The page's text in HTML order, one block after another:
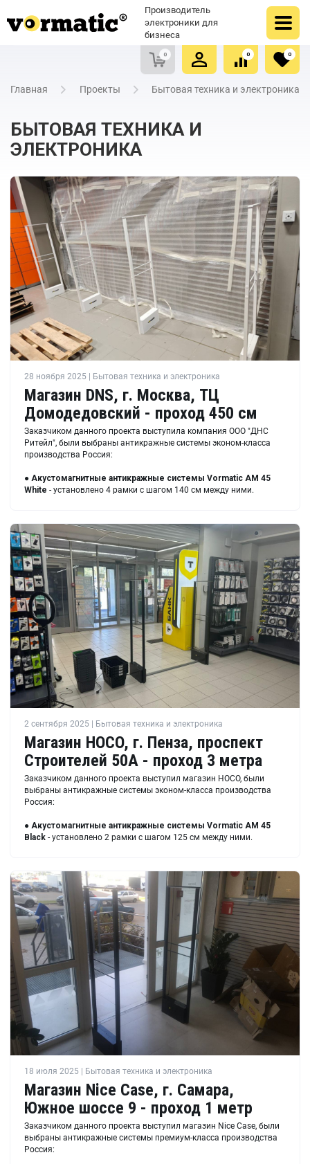
Производитель
электроники для
бизнеса
0
Очистить список сравнения
0
Очистить избранное
0
Главная Проекты Бытовая техника и электроника
БЫТОВАЯ ТЕХНИКА И
ЭЛЕКТРОНИКА
28 ноября 2025 | Бытовая техника и электроника
Магазин DNS, г. Москва, ТЦ
Домодедовский - проход 450 см
Заказчиком данного проекта выступила компания ООО "ДНС
Ритейл", были выбраны антикражные системы эконом-класса
производства Россия:
● Акустомагнитные антикражные системы Vormatic AM 45
White - установлено 4 рамки с шагом 140 см между ними.
2 сентября 2025 | Бытовая техника и электроника
Магазин HOCO, г. Пенза, проспект
Строителей 50А - проход 3 метра
Заказчиком данного проекта выступил магазин HOCO, были
выбраны антикражные системы эконом-класса производства
Россия:
● Акустомагнитные антикражные системы Vormatic AM 45
Black - установлено 2 рамки с шагом 125 см между ними.
18 июля 2025 | Бытовая техника и электроника
Магазин Nice Case, г. Самара,
Южное шоссе 9 - проход 1 метр
Заказчиком данного проекта выступил магазин Nice Case, были
выбраны антикражные системы премиум-класса производства
Россия: